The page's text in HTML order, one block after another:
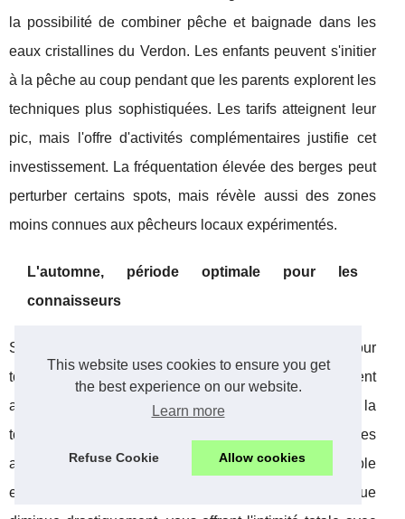
This website uses cookies to ensure you get
the best experience on our website.
Learn more
Refuse Cookie Allow cookies
la possibilité de combiner pêche et baignade dans les
eaux cristallines du Verdon. Les enfants peuvent s'initier
à la pêche au coup pendant que les parents explorent les
techniques plus sophistiquées. Les tarifs atteignent leur
pic, mais l'offre d'activités complémentaires justifie cet
investissement. La fréquentation élevée des berges peut
perturber certains spots, mais révèle aussi des zones
moins connues aux pêcheurs locaux expérimentés.
L'automne, période optimale pour les
connaisseurs
Septembre et octobre constituent la période dorée pour
tout amateur de nature ! Les températures redescendent
autour de 20°C, relançant l'activité piscicole après la
torpeur estivale. Les poissons accumulent des réserves
avant l'hiver, rendant leur comportement plus prévisible
et agressif envers les appâts. L'affluence touristique